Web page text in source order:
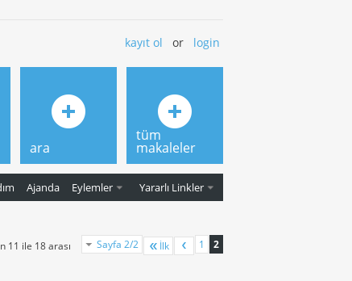
kayıt ol or login
Ajanda Eylemler Yararlı Linkler
ara
tüm
makaleler
Sayfa 2/2 İlk 1 2
11 ile 18 arası